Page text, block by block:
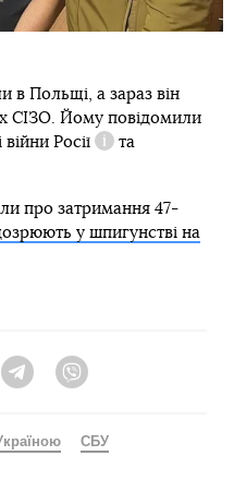
в Польщі, а зараз він
СІЗО. Йому повідомили
Росії
Довідка
та
про затримання 47-
у шпигунстві на
Telegram
СБУ